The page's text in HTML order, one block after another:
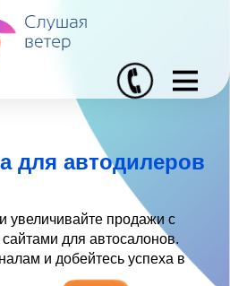
I
для автодилеров
увеличивайте продажи с
для автосалонов.
и добейтесь успеха в